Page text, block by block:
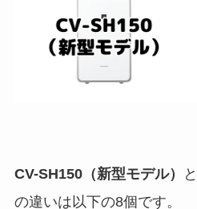
CV-SH150（新型モデル） と
の違いは以下の8個です。